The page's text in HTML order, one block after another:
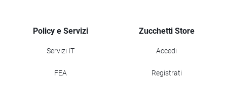
Policy e Servizi
Servizi IT
FEA
Zucchetti Store
Accedi
Registrati